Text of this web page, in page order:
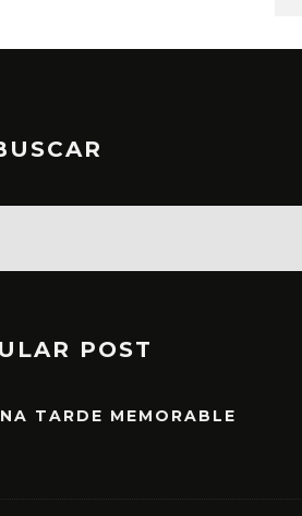
POST
TARDE MEMORABLE